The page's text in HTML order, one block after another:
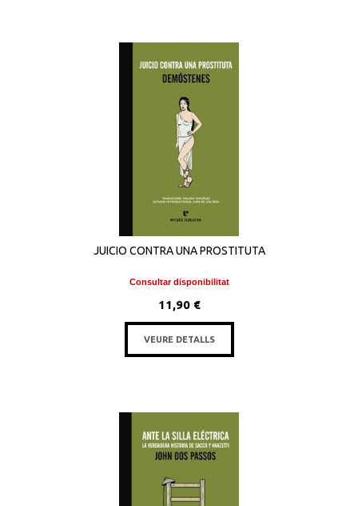
JUICIO CONTRA UNA PROSTITUTA
Consultar disponibilitat
11,90 €
VEURE DETALLS